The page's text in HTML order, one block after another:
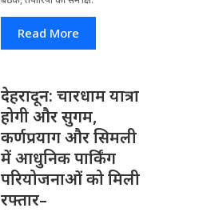
Read More
देहरादून: चारधाम यात्रा
होगी और सुगम,
कर्णप्रयाग और सिमली
में आधुनिक पार्किंग
परियोजनाओं को मिली
रफ्तार–